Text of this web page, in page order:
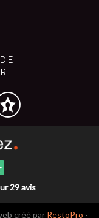
29 avis
créé par RestoPro -